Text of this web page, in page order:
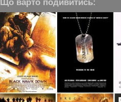
Що варто подивитись: